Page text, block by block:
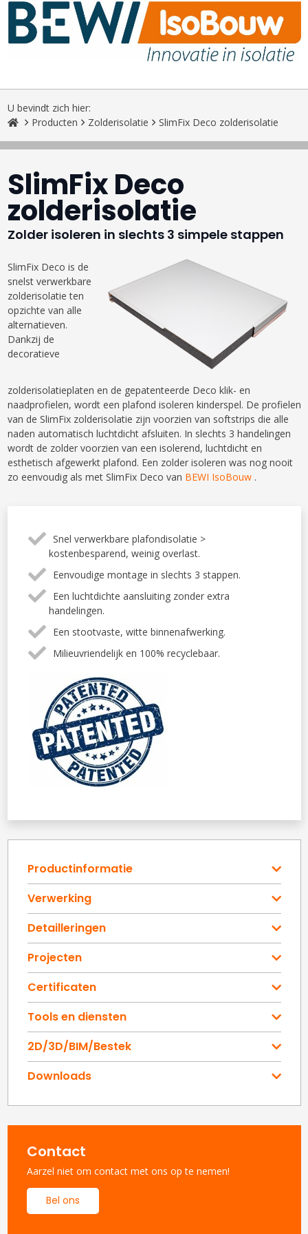
U bevindt zich hier:
Producten
Zolderisolatie SlimFix Deco zolderisolatie
SlimFix Deco
zolderisolatie
Zolder isoleren in slechts 3 simpele stappen
SlimFix Deco is de
snelst verwerkbare
zolderisolatie ten
opzichte van alle
alternatieven.
Dankzij de
decoratieve
zolderisolatieplaten en de gepatenteerde Deco klik- en
naadprofielen, wordt een plafond isoleren kinderspel. De profielen
van de SlimFix zolderisolatie zijn voorzien van softstrips die alle
naden automatisch luchtdicht afsluiten. In slechts 3 handelingen
wordt de zolder voorzien van een isolerend, luchtdicht en
esthetisch afgewerkt plafond. Een zolder isoleren was nog nooit
zo eenvoudig als met SlimFix Deco van BEWI IsoBouw.
Snel verwerkbare plafondisolatie >
kostenbesparend, weinig overlast.
Eenvoudige montage in slechts 3 stappen.
Een luchtdichte aansluiting zonder extra
handelingen.
Een stootvaste, witte binnenafwerking.
Milieuvriendelijk en 100% recyclebaar.
Productinformatie
Verwerking
Detailleringen
Projecten
Certificaten
Tools en diensten
2D/3D/BIM/Bestek
Downloads
Contact
Aarzel niet om contact met ons op te nemen!
Bel ons